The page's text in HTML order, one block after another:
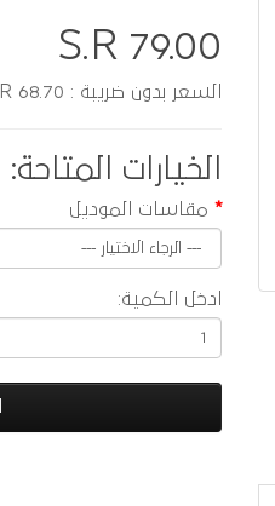
S.R 79.00
السعر بدون ضريبة : S.R 68.70
الخيارات المتاحة:
مقاسات الموديل
ادخل الكمية: